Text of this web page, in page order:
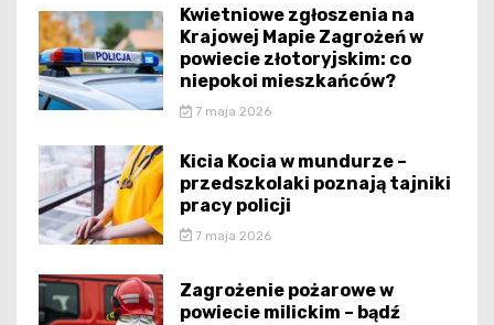
Kwietniowe zgłoszenia na
Krajowej Mapie Zagrożeń w
powiecie złotoryjskim: co
niepokoi mieszkańców?
7 maja 2026
Kicia Kocia w mundurze –
przedszkolaki poznają tajniki
pracy policji
7 maja 2026
Zagrożenie pożarowe w
powiecie milickim – bądź